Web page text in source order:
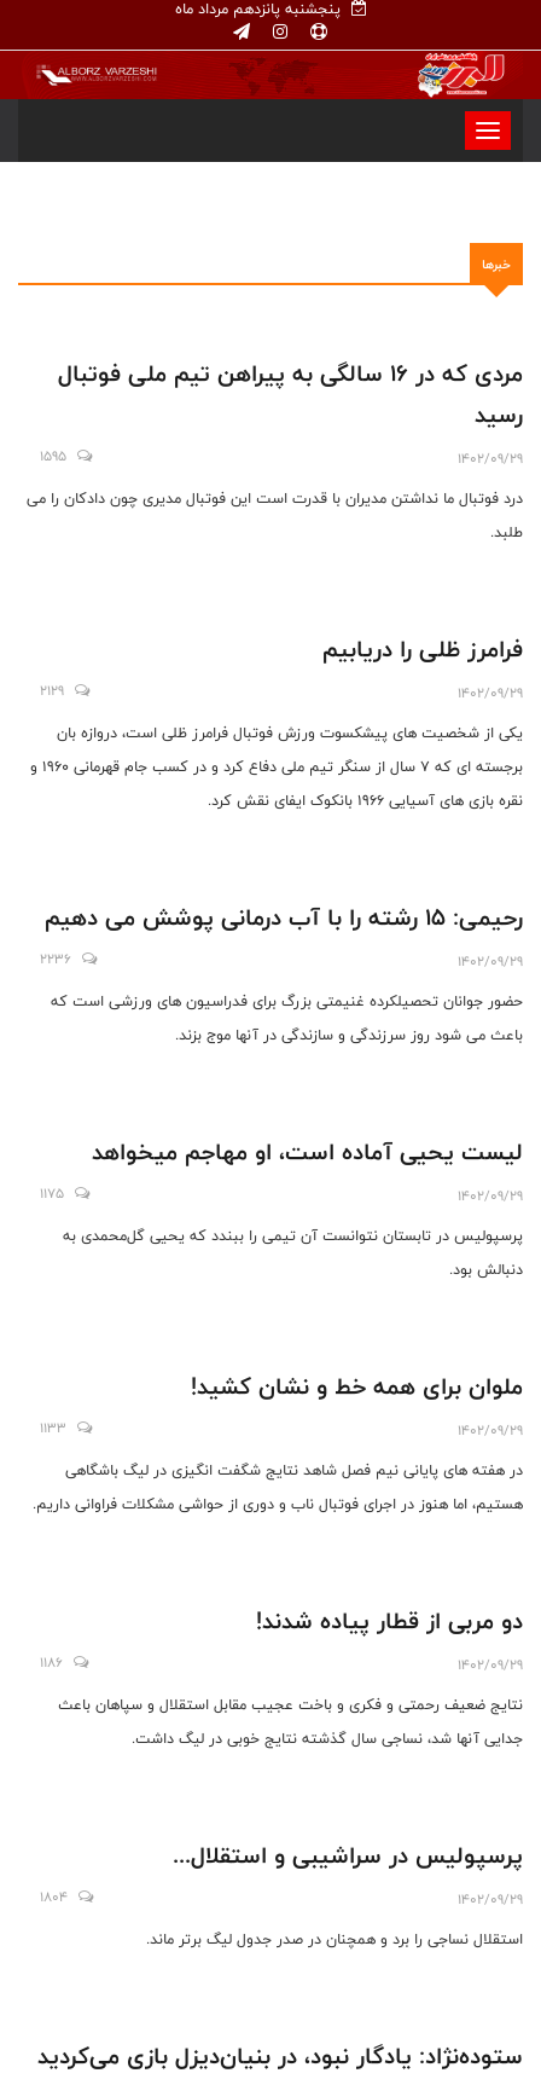
پنجشنبه پانزدهم مرداد ماه
خبرها
مردی که در ۱۶ سالگی به پیراهن تیم ملی فوتبال
رسید
1402/09/29
1595
درد فوتبال ما نداشتن مدیران با قدرت است این فوتبال مدیری چون دادکان را می
طلبد.
فرامرز ظلی را دریابیم
1402/09/29
2129
یکی از شخصیت های پیشکسوت ورزش فوتبال فرامرز ظلی است، دروازه بان
برجسته ای که 7 سال از سنگر تیم ملی دفاع کرد و در کسب جام قهرمانی 1960 و
نقره بازی های آسیایی 1966 بانکوک ایفای نقش کرد.
رحیمی: 15 رشته را با آب درمانی پوشش می دهیم
1402/09/29
2236
حضور جوانان تحصیلکرده غنیمتی بزرگ برای فدراسیون های ورزشی است که
باعث می شود روز سرزندگی و سازندگی در آنها موج بزند.
لیست یحیی آماده است، او مهاجم میخواهد
1402/09/29
1175
پرسپولیس در تابستان نتوانست آن تیمی را ببندد که یحیی گل‌محمدی به
دنبالش بود.
ملوان برای همه خط و نشان کشید!
1402/09/29
1133
در هفته های پایانی نیم فصل شاهد نتایج شگفت انگیزی در لیگ باشگاهی
هستیم، اما هنوز در اجرای فوتبال ناب و دوری از حواشی مشکلات فراوانی داریم.
دو مربی از قطار پیاده شدند!
1402/09/29
1186
نتایج ضعیف رحمتی و فکری و باخت عجیب مقابل استقلال و سپاهان باعث
جدایی آنها شد، نساجی سال گذشته نتایج خوبی در لیگ داشت.
پرسپولیس در سراشیبی و استقلال...
1402/09/29
1804
استقلال نساجی را برد و همچنان در صدر جدول لیگ برتر ماند.
ستوده‌نژاد: یادگار نبود، در بنیان‌دیزل بازی می‌کردید